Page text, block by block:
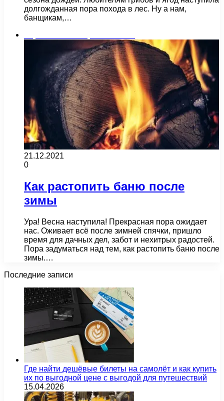
долгожданная пора похода в лес. Ну а нам,
банщикам,…
21.12.2021
0
Как растопить баню после
зимы
Ура! Весна наступила! Прекрасная пора ожидает
нас. Оживает всё после зимней спячки, пришло
время для дачных дел, забот и нехитрых радостей.
Пора задуматься над тем, как растопить баню после
зимы.…
Последние записи
Где найти дешёвые билеты на самолёт и как купить
их по выгодной цене с выгодой для путешествий
15.04.2026